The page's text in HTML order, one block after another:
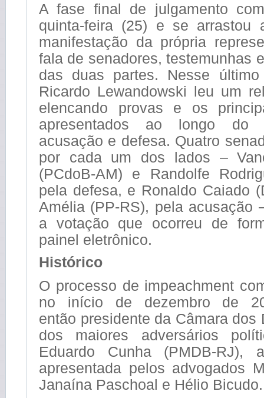
A fase final de julgamento
quinta-feira (25) e se arrastou
manifestação da própria
fala de senadores, testemunhas
das duas partes. Nesse
Ricardo Lewandowski leu um
elencando provas e os
apresentados ao longo do
acusação e defesa. Quatro
por cada um dos lados –
(PCdoB-AM) e Randolfe
pela defesa, e Ronaldo Caiado
Amélia (PP-RS), pela acusação
a votação que ocorreu de
painel eletrônico.
Histórico
O processo de impeachment
no início de dezembro de
então presidente da Câmara dos
dos maiores adversários
Eduardo Cunha (PMDB-RJ),
apresentada pelos advogados
Janaína Paschoal e Hélio Bicudo.